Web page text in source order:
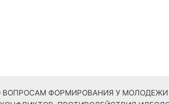
ВОПРОСАМ ФОРМИРОВАНИЯ У